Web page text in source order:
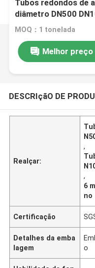
Tubos redondos de
diâmetro DN500
MOQ：1 tonelada
Melhor preço
DESCRIçãO DE
Realçar:
,
,
6
no
Certificação
Detalhes da emba
lagem
o